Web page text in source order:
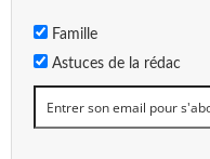
Famille
Astuces de la rédac